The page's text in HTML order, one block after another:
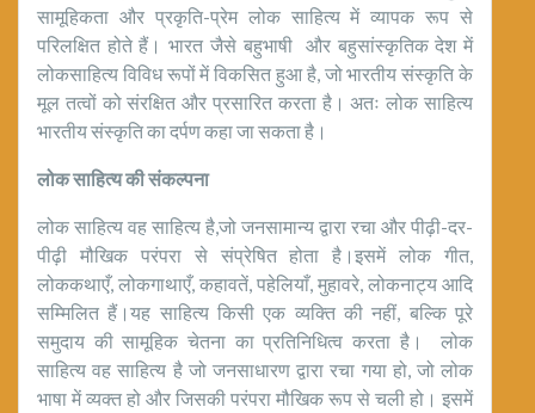
सामूहिकता और प्रकृति-प्रेम लोक साहित्य में व्यापक रूप से
परिलक्षित होते हैं। भारत जैसे बहुभाषी और बहुसांस्कृतिक देश में
लोकसाहित्य विविध रूपों में विकसित हुआ है, जो भारतीय संस्कृति के
मूल तत्वों को संरक्षित और प्रसारित करता है। अतः लोक साहित्य
भारतीय संस्कृति का दर्पण कहा जा सकता है।
लोक साहित्य की संकल्पना
लोक साहित्य वह साहित्य है,जो जनसामान्य द्वारा रचा और पीढ़ी-दर-
पीढ़ी मौखिक परंपरा से संप्रेषित होता है।इसमें लोक गीत,
लोककथाएँ, लोकगाथाएँ, कहावतें, पहेलियाँ, मुहावरे, लोकनाट्य आदि
सम्मिलित हैं।यह साहित्य किसी एक व्यक्ति की नहीं, बल्कि पूरे
समुदाय की सामूहिक चेतना का प्रतिनिधित्व करता है। लोक
साहित्य वह साहित्य है जो जनसाधारण द्वारा रचा गया हो, जो लोक
भाषा में व्यक्त हो और जिसकी परंपरा मौखिक रूप से चली हो। इसमें